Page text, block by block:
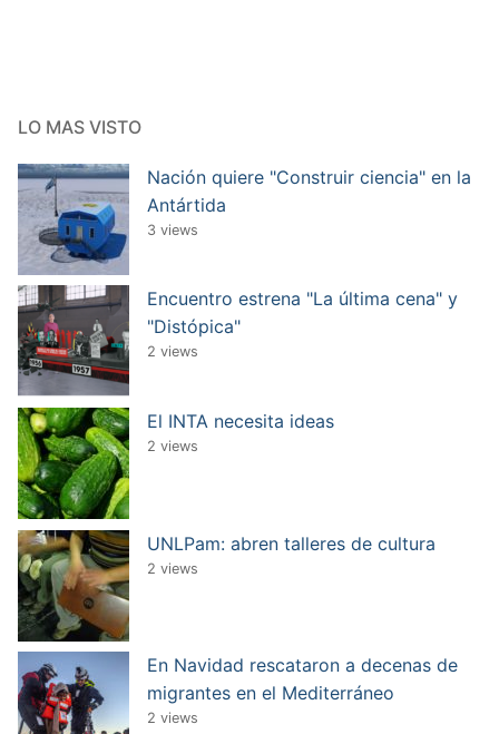
LO MAS VISTO
Nación quiere "Construir ciencia" en la
Antártida
3 views
Encuentro estrena "La última cena" y
"Distópica"
2 views
El INTA necesita ideas
2 views
UNLPam: abren talleres de cultura
2 views
En Navidad rescataron a decenas de
migrantes en el Mediterráneo
2 views